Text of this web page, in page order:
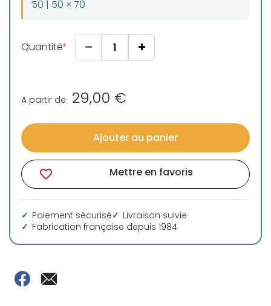
50 | 50 × 70
Quantité
A partir de 29,00 €
Ajouter au panier
favorite_border Mettre en favoris
Paiement sécurisé
Livraison suivie
Fabrication française depuis 1984